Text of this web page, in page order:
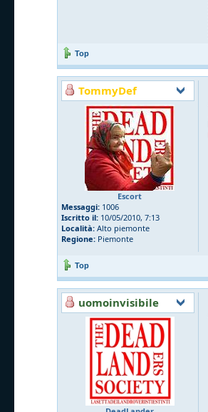
Top
TommyDef
Escort
Messaggi: 1006
Iscritto il: 10/05/2010, 7:13
Località: Alto piemonte
Regione: Piemonte
Top
uomoinvisibile